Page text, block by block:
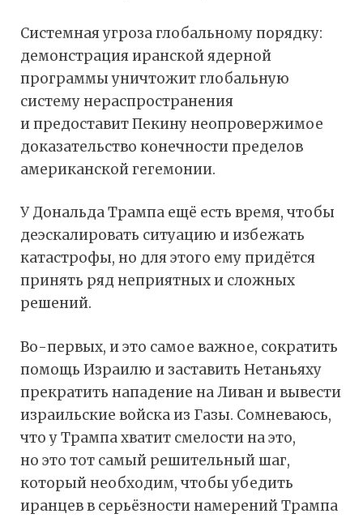
Системная угроза глобальному порядку:
демонстрация иранской ядерной
программы уничтожит глобальную
систему нераспространения
и предоставит Пекину неопровержимое
доказательство конечности пределов
американской гегемонии.
У Дональда Трампа ещё есть время, чтобы
деэскалировать ситуацию и избежать
катастрофы, но для этого ему придётся
принять ряд неприятных и сложных
решений.
Во-первых, и это самое важное, сократить
помощь Израилю и заставить Нетаньяху
прекратить нападение на Ливан и вывести
израильские войска из Газы. Сомневаюсь,
что у Трампа хватит смелости на это,
но это тот самый решительный шаг,
который необходим, чтобы убедить
иранцев в серьёзности намерений Трампа